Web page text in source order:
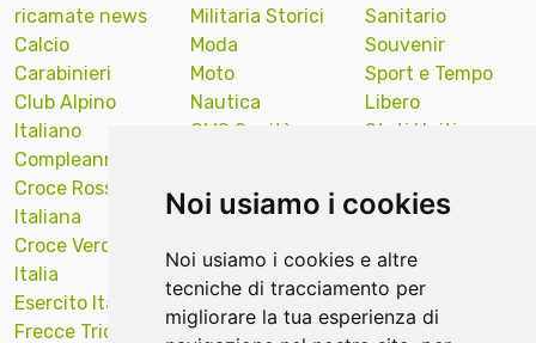
Noi usiamo i cookies
Noi usiamo i cookies e altre
tecniche di tracciamento per
migliorare la tua esperienza di
ricamate news
Calcio
Carabinieri
Club Alpino
Italiano
Compleanno
Croce Rossa
Italiana
Croce Verde
Italia
Esercito Italiano
Frecce Tricolori
Militaria Storici
Moda
Moto
Nautica
OMS Sanità
Unite
Polizia Locale
ricamati news
Protezione Civile
Quadri Opere
Sanitario
Souvenir
Sport e Tempo
Libero
Stati Uniti
Sub Diver
Sud Tirol
Targa Auto
Tecniche ricamo
Val Gardena